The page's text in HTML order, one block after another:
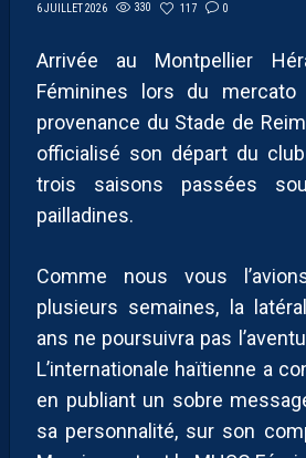
6 JUILLET 2026 330 117 0
Arrivée au Montpellier
Féminines lors du mercato
provenance du Stade de
officialisé son départ du club
trois saisons passées
pailladines.
Comme nous vous
plusieurs semaines, la
ans ne poursuivra pas
L’internationale haïtienne a
en publiant un sobre message
sa personnalité, sur son